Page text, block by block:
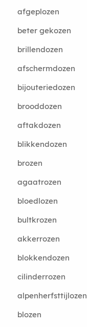
afgeplozen
beter gekozen
brillendozen
afschermdozen
bijouteriedozen
brooddozen
aftakdozen
blikkendozen
brozen
agaatrozen
bloedlozen
bultkrozen
akkerrozen
blokkendozen
cilinderrozen
alpenherfsttijlozen
blozen